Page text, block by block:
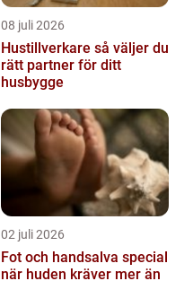
08 juli 2026
Hustillverkare så väljer du
rätt partner för ditt
husbygge
02 juli 2026
Fot och handsalva special
när huden kräver mer än